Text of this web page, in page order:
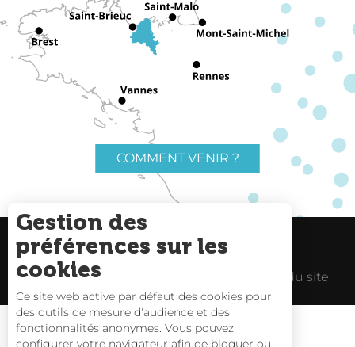
COMMENT VENIR ?
Charte du voyageur Liens utiles
Espace Pro Plan du site
Gestion des
préférences sur les
cookies
Ce site web active par défaut des cookies pour
des outils de mesure d'audience et des
fonctionnalités anonymes. Vous pouvez
configurer votre navigateur afin de bloquer ou